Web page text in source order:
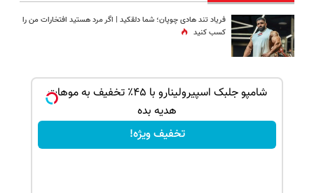
فریاد تند هادی چوپان؛‌ شما دلقکید | اگر مرد هستید افتخارات من را
کسب کنید
شامپو جلبک اسپیرولینارو با ۴۵٪ تخفیف به موهات
هدیه بده
تخفیف ویژه!